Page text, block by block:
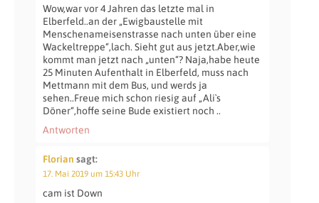
Wow,war vor 4 Jahren das letzte mal in
Elberfeld..an der „Ewigbaustelle mit
Menschenameisenstrasse nach unten über eine
Wackeltreppe“,lach. Sieht gut aus jetzt.Aber,wie
kommt man jetzt nach „unten“? Naja,habe heute
25 Minuten Aufenthalt in Elberfeld, muss nach
Mettmann mit dem Bus, und werds ja
sehen..Freue mich schon riesig auf „Ali`s
Döner“,hoffe seine Bude existiert noch ..
Antworten
Florian sagt:
17. Mai 2019 um 15:43 Uhr
cam ist Down